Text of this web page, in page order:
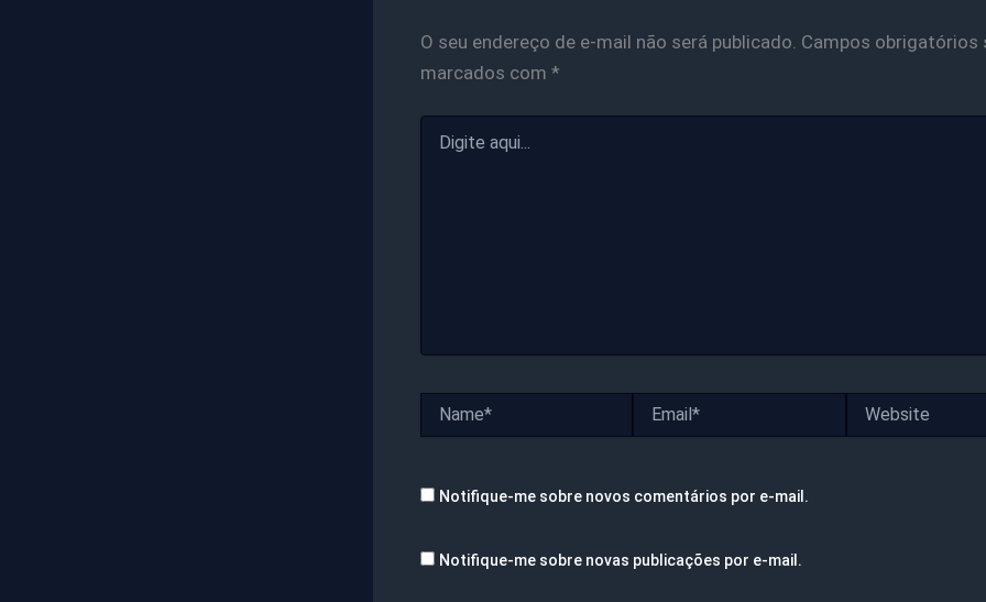
O seu endereço de e-mail não será publicado. Campos obrigatórios
marcados com *
aqui...
Notifique-me sobre novos comentários por e-mail.
Notifique-me sobre novas publicações por e-mail.